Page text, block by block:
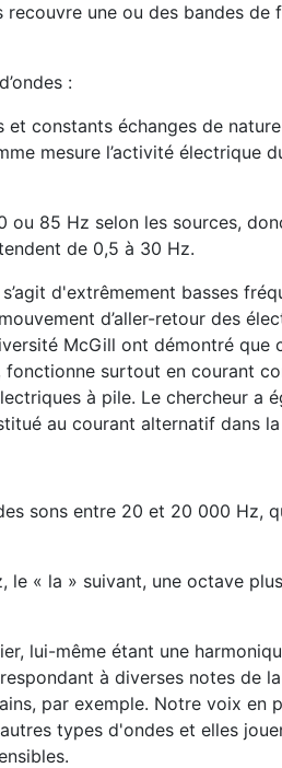
une ou des bandes
:
constants échanges de
mesure l’activité
85 Hz selon les sources,
de 0,5 à 30 Hz.
d'extrêmement basses
d’aller-retour des
McGill ont démontré que
surtout en courant
à pile. Le chercheur a
au courant alternatif dans
sons entre 20 et 20 000 Hz,
le « la » suivant, une octave
lui-même étant une
à diverses notes de
par exemple. Notre voix en
types d'ondes et elles